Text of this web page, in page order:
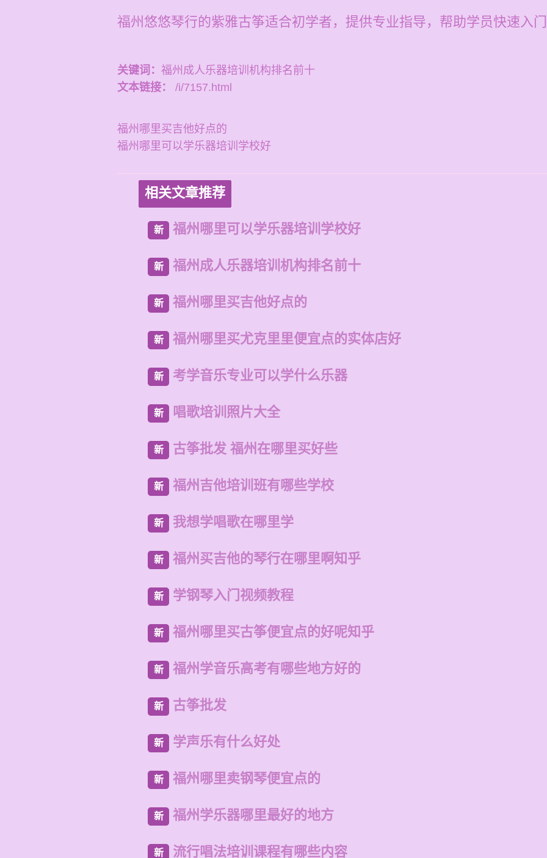
福州悠悠琴行的紫雅古筝适合初学者，提供专业指导，帮助学员快速入
关键词： 福州成人乐器培训机构排名前十
文本链接：
/i/7157.html
福州哪里买吉他好点的
福州哪里可以学乐器培训学校好
相关文章推荐
新 福州哪里可以学乐器培训学校好
新 福州成人乐器培训机构排名前十
新 福州哪里买吉他好点的
新 福州哪里买尤克里里便宜点的实体店好
新 考学音乐专业可以学什么乐器
新 唱歌培训照片大全
新 古筝批发 福州在哪里买好些
新 福州吉他培训班有哪些学校
新 我想学唱歌在哪里学
新 福州买吉他的琴行在哪里啊知乎
新 学钢琴入门视频教程
新 福州哪里买古筝便宜点的好呢知乎
新 福州学音乐高考有哪些地方好的
新 古筝批发
新 学声乐有什么好处
新 福州哪里卖钢琴便宜点的
新 福州学乐器哪里最好的地方
新 流行唱法培训课程有哪些内容